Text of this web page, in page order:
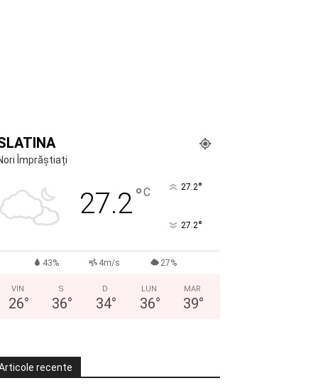
Împrăștiați
27.2°C 27.2°
27.2°
43% 4m/s 27%
VIN
26°
S
36°
D
34°
LUN
36°
MAR
39°
recente